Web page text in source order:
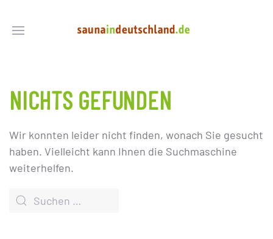
NICHTS GEFUNDEN
Wir konnten leider nicht finden, wonach Sie gesucht
haben. Vielleicht kann Ihnen die Suchmaschine
weiterhelfen.